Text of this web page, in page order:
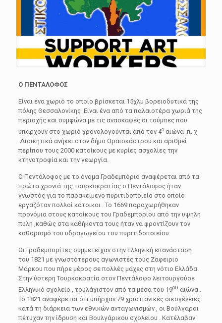
Ο ΠΕΝΤΑΛΟΦΟΣ
Είναι ένα χωριό το οποίο βρίσκεται 15χλμ βορειοδυτικά της
πόλης Θεσσαλονίκης .Είναι ένα από τα παλαιοτέρα χωριά της
περιοχής και συμφώνα με τις ανασκαφές οι τούμπες που
υπάρχουν στο χωριό χρονολογούνται από τον 4οαιώνα .π. χ
.Διοικητικά ανήκει στον δήμο Ωραιοκάστρου και αριθμεί
περίπου τους 2000 κατοίκους με κυρίες ασχολίες την
κτηνοτροφία και την γεωργία.
Ο Πεντάλοφος με το όνομα Γραδεμπόριο αναφέρεται από τα
πρώτα χρονιά της τουρκοκρατίας ο Πεντάλοφος ήταν
γνωστός για το παρακείμενο πυριτιδοποιείο στο οποίο
εργαζόταν πολλοί κάτοικοι . Το 1669 παραχωρήθηκαν
προνόμια στους κατοίκους του Γραδεμπορίου από την υψηλή
πύλη ,καθώς στα καθήκοντα τους ήταν να φροντίζουν τον
καθαρισμό του υδραγωγείου του πυριτιδοποιείου.
Οι Γραδεμπορίτες συμμετείχαν στην Ελληνική επανάσταση
του 1821 με γνωστότερους αγωνιστές τους Ζαφειριο
Μάρκου που πήρε μέρος σε πολλές μάχες στη νότιο Ελλάδα.
Στην ύστερη Τουρκοκρατία στον Πεντάλοφο λειτουργούσε
Ελληνικό σχολείο , τουλάχιστον από τα μέσα του 19ου αιώνα .
Το 1821 αναφέρεται ότι υπήρχαν 79 χριστιανικές οικογένειες
κατά τη διάρκεια των εθνικών ανταγωνισμών , οι Βούλγαροι
πέτυχαν την ίδρυση και Βουλγάρικου σχολείου . Κατέλαβαν